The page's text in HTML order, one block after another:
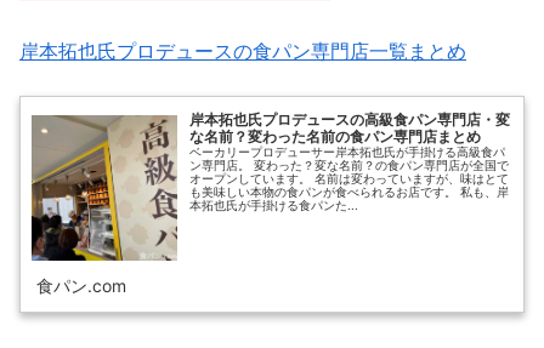
岸本拓也氏プロデュースの食パン専門店一覧まとめ
岸本拓也氏プロデュースの高級食パン専門店・変
な名前？変わった名前の食パン専門店まとめ
ベーカリープロデューサー岸本拓也氏が手掛ける高級食パ
ン専門店。 変わった？変な名前？の食パン専門店が全国で
オープンしています。 名前は変わっていますが、味はとて
も美味しい本物の食パンが食べられるお店です。 私も、岸
本拓也氏が手掛ける食パンた...
食パン.com